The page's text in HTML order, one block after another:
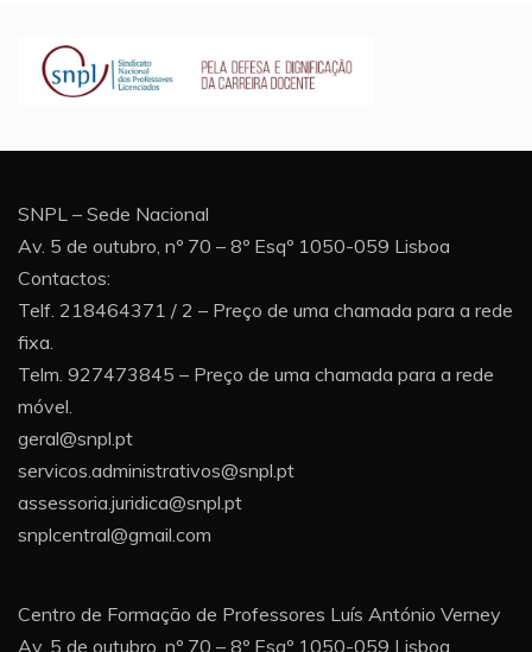
SNPL – Sede Nacional
Av. 5 de outubro, nº 70 – 8º Esqº 1050-059 Lisboa
Contactos:
Telf. 218464371 / 2 – Preço de uma chamada para a rede
fixa.
Telm. 927473845 – Preço de uma chamada para a rede
móvel.
geral@snpl.pt
servicos.administrativos@snpl.pt
assessoria.juridica@snpl.pt
snplcentral@gmail.com
Centro de Formação de Professores Luís António Verney
Av. 5 de outubro, nº 70 – 8º Esqº 1050-059 Lisboa